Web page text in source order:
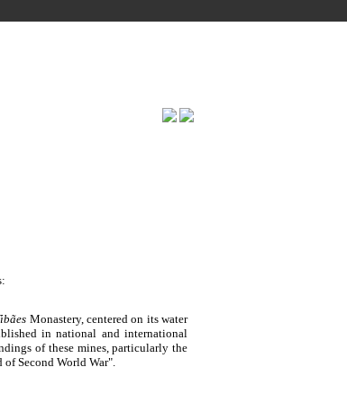
Monastery, centered on its water
in national and international
of these mines, particularly the
Second World War".